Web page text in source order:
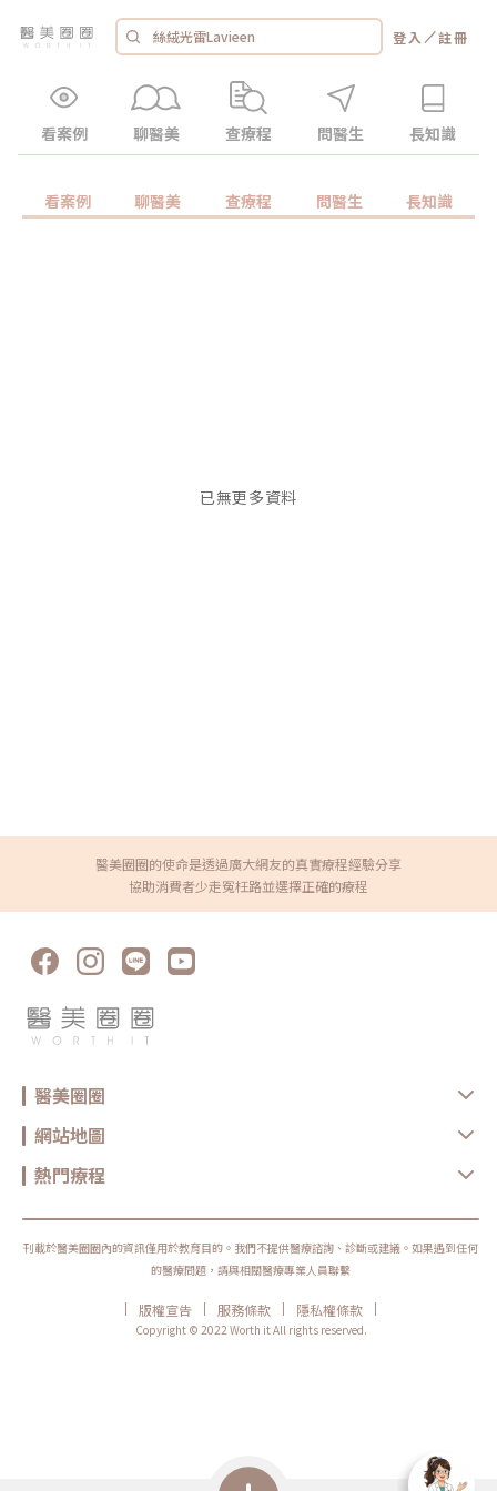
登入 ／註冊
看案例 聊醫美 查療程 問醫生 長知識
看案例 聊醫美 查療程 問醫生 長知識
已無更多資料
醫美圈圈的使命是透過廣大網友的真實療程經驗分享
協助消費者少走冤枉路並選擇正確的療程
醫美圈圈
網站地圖
熱門療程
刊載於醫美圈圈內的資訊僅用於教育目的。我們不提供醫療諮詢、診斷或建議。如果遇到任何
的醫療問題，請與相關醫療專業人員聯繫
| 版權宣告 | 服務條款 | 隱私權條款
|
Copyright © 2022 Worth it All rights reserved.